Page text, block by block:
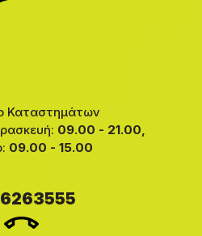
09.00 - 21.00,
09.00 - 15.00